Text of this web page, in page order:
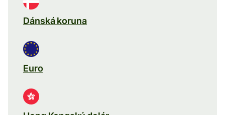
Dánská koruna
Euro